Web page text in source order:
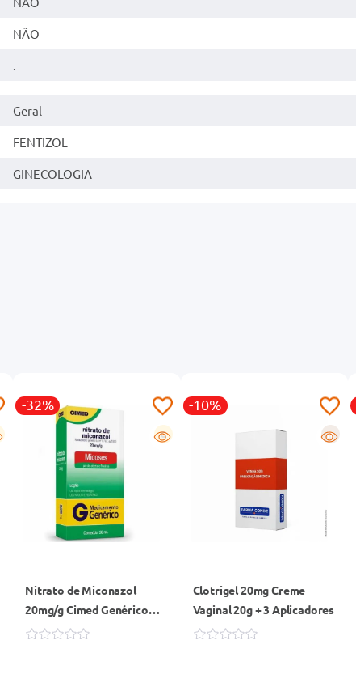
NÃO
Geral
FENTIZOL
GINECOLOGIA
-32%
G
Nitrato de Miconazol
20mg/g Cimed Genérico
Loção 30ml
-10%
R
Clotrigel 20mg Creme
Vaginal 20g + 3 Aplicadores